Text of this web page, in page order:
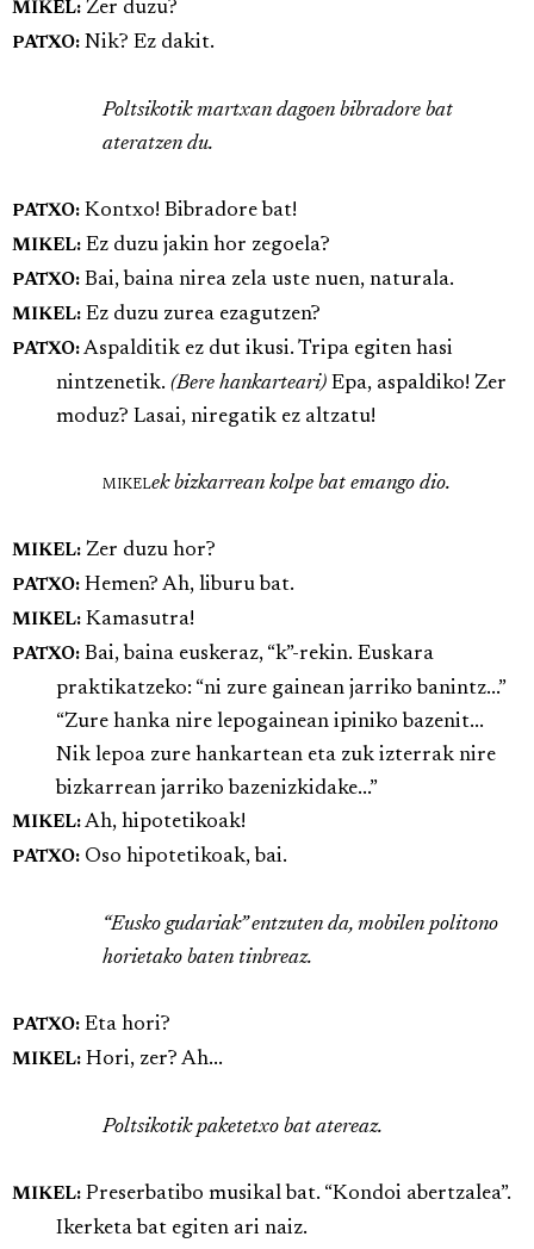
MIKEL: Zer duzu?
PATXO: Nik? Ez dakit.
Poltsikotik martxan dagoen bibradore bat
ateratzen du.
PATXO: Kontxo! Bibradore bat!
MIKEL: Ez duzu jakin hor zegoela?
PATXO: Bai, baina nirea zela uste nuen, naturala.
MIKEL: Ez duzu zurea ezagutzen?
PATXO: Aspalditik ez dut ikusi. Tripa egiten hasi
nintzenetik.(Bere hankarteari) Epa, aspaldiko! Zer
moduz? Lasai, niregatik ez altzatu!
mikelek bizkarrean kolpe bat emango dio.
MIKEL: Zer duzu hor?
PATXO: Hemen? Ah, liburu bat.
MIKEL: Kamasutra!
PATXO: Bai, baina euskeraz, “k”-rekin. Euskara
praktikatzeko: “ni zure gainean jarriko banintz...”
“Zure hanka nire lepogainean ipiniko bazenit...
Nik lepoa zure hankartean eta zuk izterrak nire
bizkarrean jarriko bazenizkidake...”
MIKEL: Ah, hipotetikoak!
PATXO: Oso hipotetikoak, bai.
“Eusko gudariak” entzuten da, mobilen politono
horietako baten tinbreaz.
PATXO: Eta hori?
MIKEL: Hori, zer? Ah...
Poltsikotik paketetxo bat atereaz.
MIKEL: Preserbatibo musikal bat. “Kondoi abertzalea”.
Ikerketa bat egiten ari naiz.